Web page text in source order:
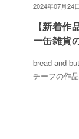
2024年07月24日
【新着
ー缶雑貨
bread and
チーフの作品